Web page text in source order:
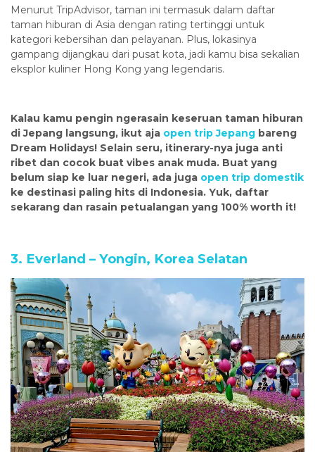
Menurut TripAdvisor, taman ini termasuk dalam daftar
taman hiburan di Asia dengan rating tertinggi untuk
kategori kebersihan dan pelayanan. Plus, lokasinya
gampang dijangkau dari pusat kota, jadi kamu bisa sekalian
eksplor kuliner Hong Kong yang legendaris.
Kalau kamu pengin ngerasain keseruan taman hiburan
di Jepang langsung, ikut aja open trip Jepang bareng
Dream Holidays! Selain seru, itinerary-nya juga anti
ribet dan cocok buat vibes anak muda. Buat yang
belum siap ke luar negeri, ada juga open trip domestik
ke destinasi paling hits di Indonesia. Yuk, daftar
sekarang dan rasain petualangan yang 100% worth it!
3. Everland – Yongin, Korea Selatan